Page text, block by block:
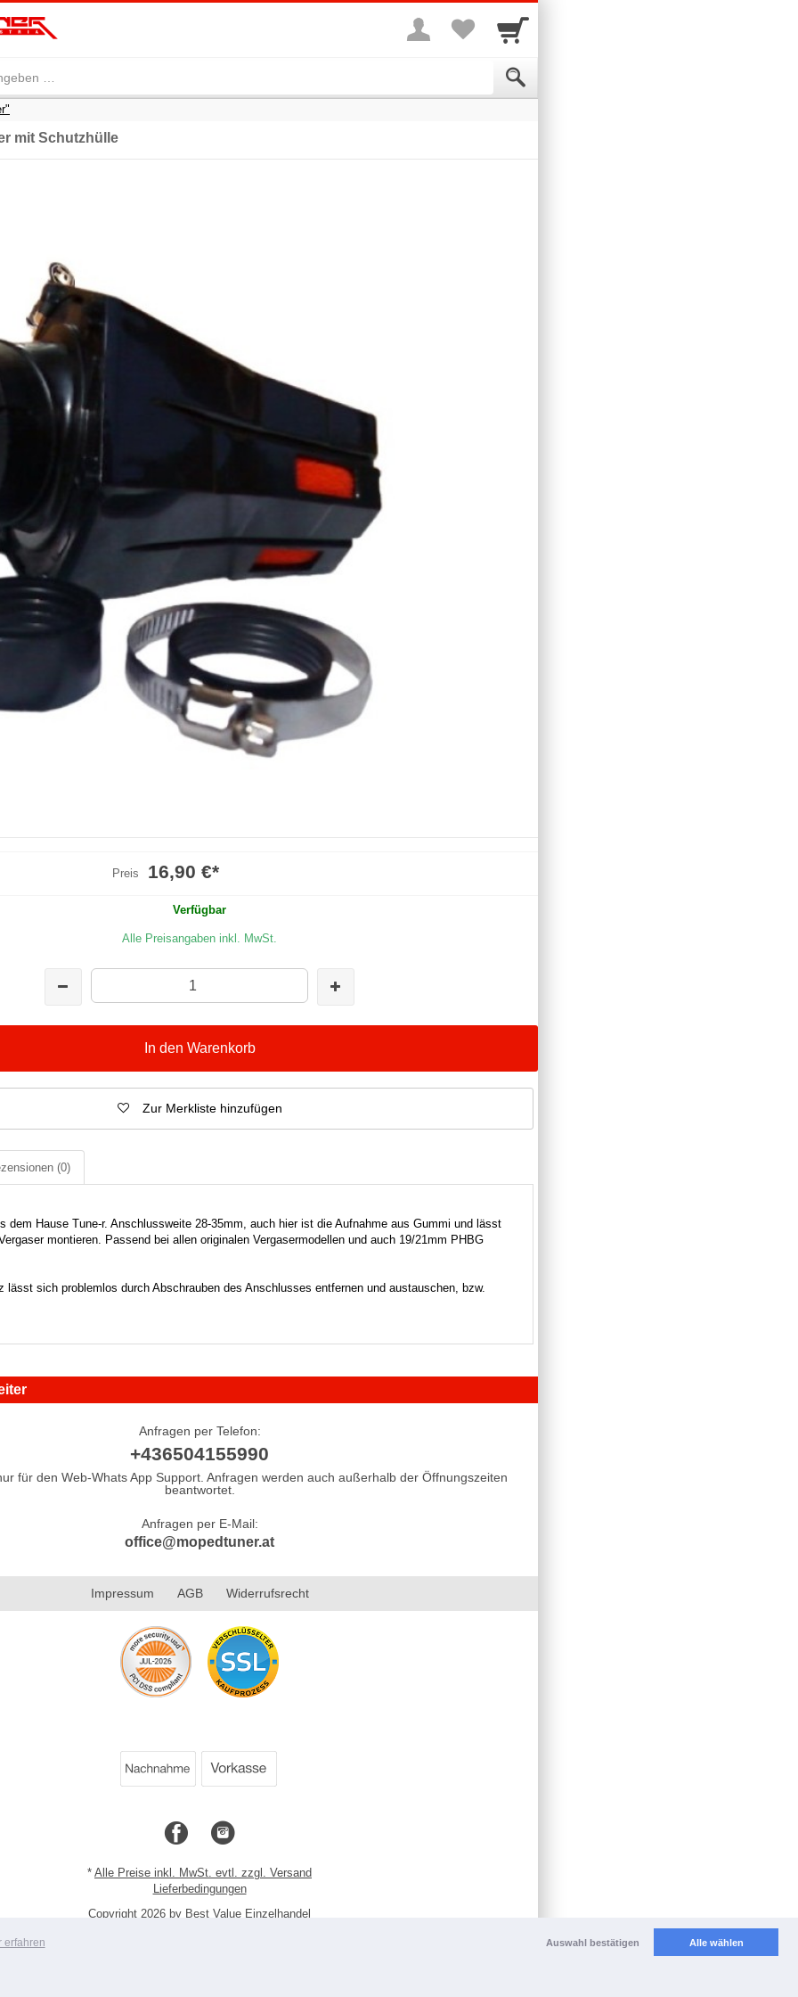
erfahren Auswahl bestätigen Alle wählen
mit Schutzhülle
Preis 16,90 €*
Verfügbar
Alle Preisangaben inkl. MwSt.
In den Warenkorb
Zur Merkliste hinzufügen
(0)
dem Hause Tune-r. Anschlussweite 28-35mm, auch hier ist die Aufnahme aus Gummi und lässt
montieren. Passend bei allen originalen Vergasermodellen und auch 19/21mm PHBG
lässt sich problemlos durch Abschrauben des Anschlusses entfernen und austauschen, bzw.
Anfragen per Telefon:
+436504155990
für den Web-Whats App Support. Anfragen werden auch außerhalb der Öffnungszeiten
beantwortet.
Anfragen per E-Mail:
office@mopedtuner.at
Impressum AGB Widerrufsrecht
* Alle Preise inkl. MwSt. evtl. zzgl. Versand
Lieferbedingungen
Copyright 2026 by Best Value Einzelhandel